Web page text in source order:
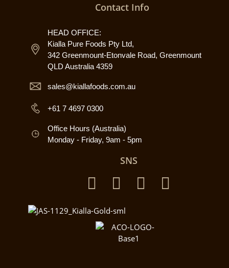
Contact Info
HEAD OFFICE:
Kialla Pure Foods Pty Ltd,
342 Greenmount-Etonvale Road, Greenmount
QLD Australia 4359
sales@kiallafoods.com.au
+61 7 4697 0300
Office Hours (Australia)
Monday - Friday, 9am - 5pm
SNS